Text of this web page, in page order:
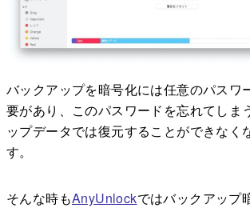
バックアップを暗号化には任意のパスワ
要があり、このパスワードを忘れてしま
ップデータでは復元することができなく
す。
そんな時もAnyUnlockではバックアップ